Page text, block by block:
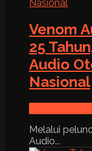
Venom
25
Audio
Nasional
Melalui
Audio...